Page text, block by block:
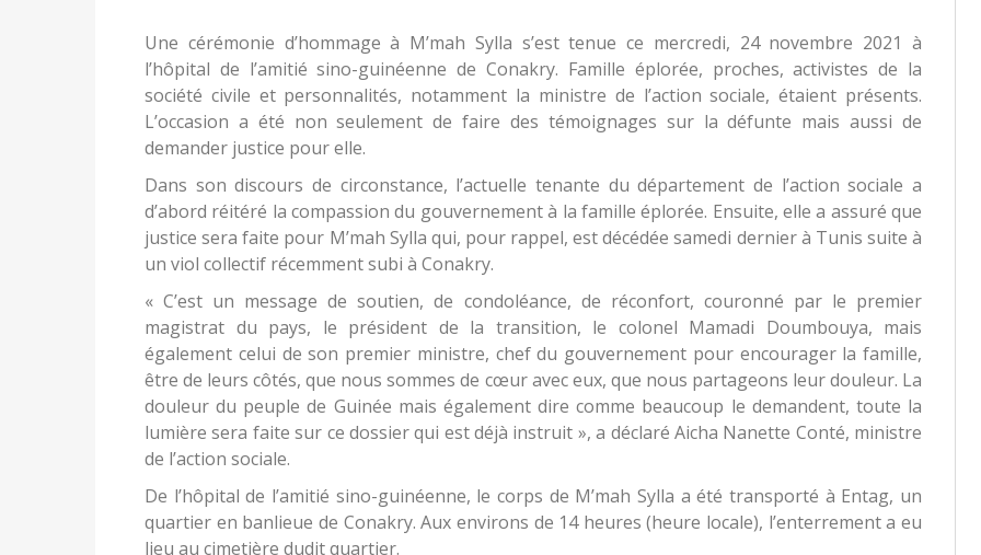
Une cérémonie d’hommage à M’mah Sylla s’est tenue ce mercredi, 24 novembre 2021 à
l’hôpital de l’amitié sino-guinéenne de Conakry. Famille éplorée, proches, activistes de la
société civile et personnalités, notamment la ministre de l’action sociale, étaient présents.
L’occasion a été non seulement de faire des témoignages sur la défunte mais aussi de
demander justice pour elle.
Dans son discours de circonstance, l’actuelle tenante du département de l’action sociale a
d’abord réitéré la compassion du gouvernement à la famille éplorée. Ensuite, elle a assuré que
justice sera faite pour M’mah Sylla qui, pour rappel, est décédée samedi dernier à Tunis suite à
un viol collectif récemment subi à Conakry.
« C’est un message de soutien, de condoléance, de réconfort, couronné par le premier
magistrat du pays, le président de la transition, le colonel Mamadi Doumbouya, mais
également celui de son premier ministre, chef du gouvernement pour encourager la famille,
être de leurs côtés, que nous sommes de cœur avec eux, que nous partageons leur douleur. La
douleur du peuple de Guinée mais également dire comme beaucoup le demandent, toute la
lumière sera faite sur ce dossier qui est déjà instruit », a déclaré Aicha Nanette Conté, ministre
de l’action sociale.
De l’hôpital de l’amitié sino-guinéenne, le corps de M’mah Sylla a été transporté à Entag, un
quartier en banlieue de Conakry. Aux environs de 14 heures (heure locale), l’enterrement a eu
lieu au cimetière dudit quartier.